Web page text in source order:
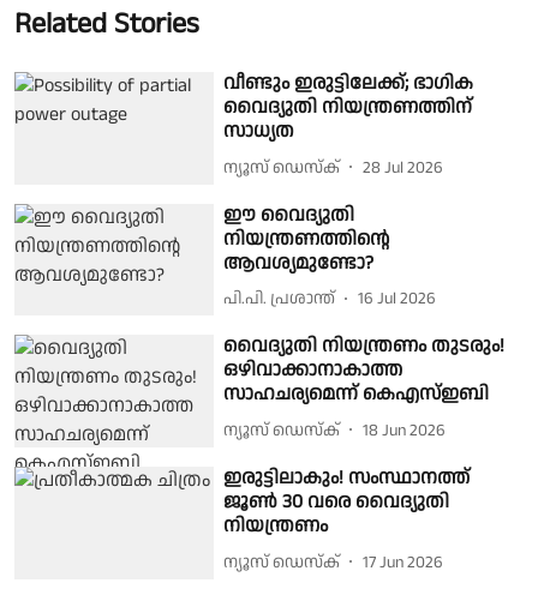
Related Stories
വീണ്ടും ഇരുട്ടിലേക്ക്; ഭാഗിക
വൈദ്യുതി നിയന്ത്രണത്തിന്
സാധ്യത
ന്യൂസ് ഡെസ്ക് 28 Jul 2026
ഈ വൈദ്യുതി
നിയന്ത്രണത്തിന്റെ
ആവശ്യമുണ്ടോ?
പി.പി. പ്രശാന്ത് 16 Jul 2026
വൈദ്യുതി നിയന്ത്രണം തുടരും!
ഒഴിവാക്കാനാകാത്ത
സാഹചര്യമെന്ന് കെഎസ്ഇബി
ന്യൂസ് ഡെസ്ക് 18 Jun 2026
ഇരുട്ടിലാകും! സംസ്ഥാനത്ത്
ജൂൺ 30 വരെ വൈദ്യുതി
നിയന്ത്രണം
ന്യൂസ് ഡെസ്ക് 17 Jun 2026